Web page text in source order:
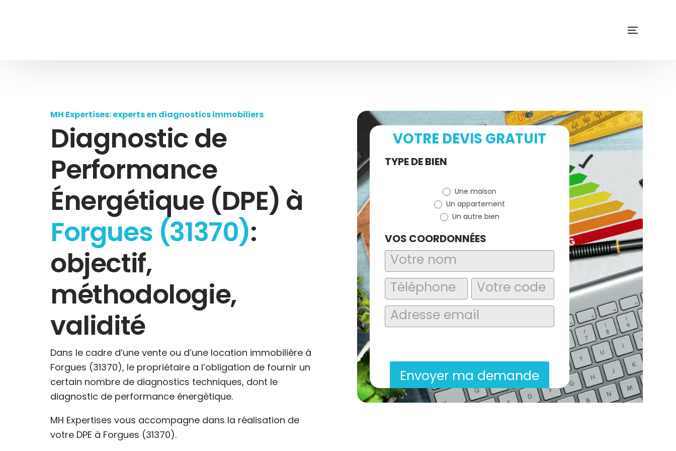
MH Expertises: experts en diagnostics immobiliers
Diagnostic de
Performance
Énergétique (DPE) à
Forgues (31370):
objectif,
méthodologie,
validité
Dans le cadre d’une vente ou d’une location immobilière à
Forgues (31370), le propriétaire a l’obligation de fournir un
certain nombre de diagnostics techniques, dont le
diagnostic de performance énergétique.
MH Expertises vous accompagne dans la réalisation de
votre DPE à Forgues (31370).
VOTRE DEVIS GRATUIT
Demande
TYPE DE BIEN
Une maison
Un appartement
Un autre bien
VOS COORDONNÉES
Envoyer ma demande